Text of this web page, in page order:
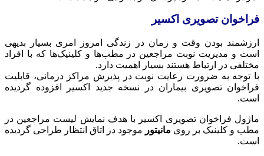
فراخوان تصویری اکسیر
ارزشمند بودن وقت و زمان در زندگی امروز امری بسیار بدیهی
است و مدیریت نوبت مراجعین در مطب‌ها و کلینیک‌ها که با افراد
مختلفی در ارتباط هستند بسیار اهمیت دارد.
با توجه به ضرورت رعایت نوبت در پذیرش مراکز درمانی، قابلیت
فراخوان تصویری بیماران در نسخه جدید اکسیر افزوده گردیده
است.
ماژول فراخوان تصویری اکسیر با هدف نمایش لیست مراجعین در
مطب و کلینیک بر روی‌ مانیتور موجود در اتاق انتظار طراحی گردیده
است.